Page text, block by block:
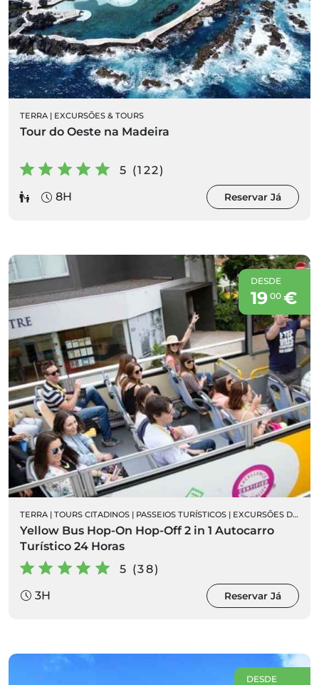
TERRA | EXCURSÕES & TOURS
Tour do Oeste na Madeira
5 (122)
8H
Reservar Já
DESDE
19 00€
TERRA | TOURS CITADINOS | PASSEIOS TURÍSTICOS | EXCURSÕES DE AUTOCARRO
Yellow Bus Hop-On Hop-Off 2 in 1 Autocarro
Turístico 24 Horas
5 (38)
3H
Reservar Já
DESDE